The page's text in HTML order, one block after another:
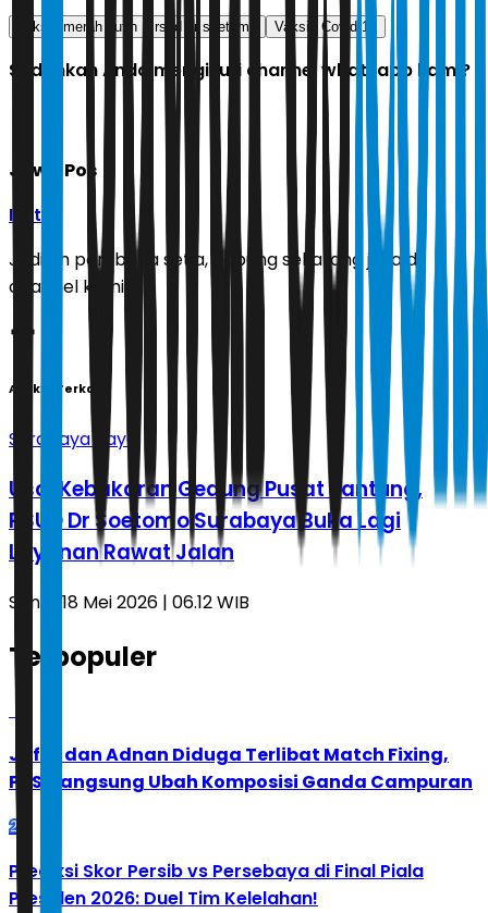
vaksin merah putih rsud dr soetomo Vaksin Covid-19
Sudahkah Anda mengikuti channel whatsapp kami?
Jawa Pos
Ikuti
Jadilah pembaca setia, gabung sekarang juga di
channel kami!
Artikel Terkait
Surabaya Raya
Usai Kebakaran Gedung Pusat Jantung,
RSUD Dr Soetomo Surabaya Buka Lagi
Layanan Rawat Jalan
Senin, 18 Mei 2026 | 06.12 WIB
Terpopuler
Jafar dan Adnan Diduga Terlibat Match Fixing,
PBSI Langsung Ubah Komposisi Ganda Campuran
2
Prediksi Skor Persib vs Persebaya di Final Piala
Presiden 2026: Duel Tim Kelelahan!